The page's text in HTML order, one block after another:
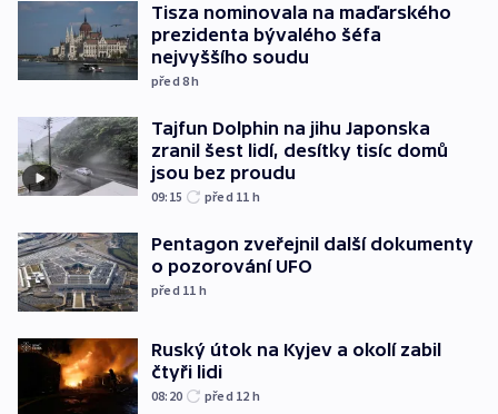
Tisza nominovala na maďarského
prezidenta bývalého šéfa
nejvyššího soudu
před 8h
Tajfun Dolphin na jihu Japonska
zranil šest lidí, desítky tisíc domů
jsou bez proudu
09:15 před 11 h
Pentagon zveřejnil další dokumenty
o pozorování UFO
před 11 h
Ruský útok na Kyjev a okolí zabil
čtyři lidi
08:20 před 12 h